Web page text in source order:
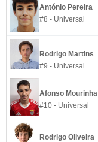
António Pereira
#8 - Universal
Rodrigo Martins
#9 - Universal
Afonso Mourinha
#10 - Universal
Rodrigo Oliveira